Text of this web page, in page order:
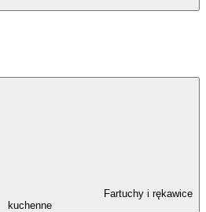
Fartuchy i rękawice
kuchenne